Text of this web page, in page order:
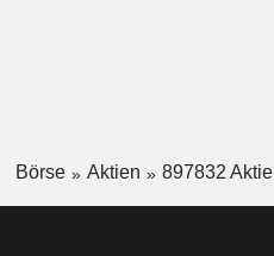
Börse Aktien 897832 Aktie